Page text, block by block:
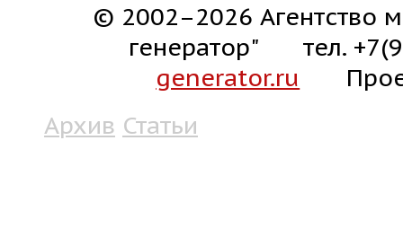
© 2002–2026 Агентство
генератор"
тел.
generator.ru
Архив Статьи